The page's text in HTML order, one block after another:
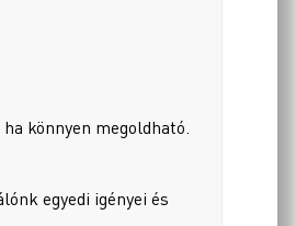
könnyen megoldható.
egyedi igényei és